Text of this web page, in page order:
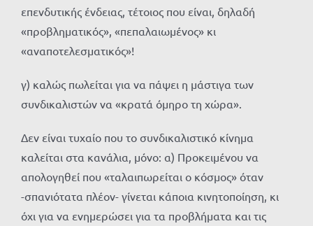
επενδυτικής ένδειας, τέτοιος που είναι, δηλαδή
«προβληματικός», «πεπαλαιωμένος» κι
«αναποτελεσματικός»!
γ) καλώς πωλείται για να πάψει η μάστιγα των
συνδικαλιστών να «κρατά όμηρο τη χώρα».
Δεν είναι τυχαίο που το συνδικαλιστικό κίνημα
καλείται στα κανάλια, μόνο: α) Προκειμένου να
απολογηθεί που «ταλαιπωρείται ο κόσμος» όταν
-σπανιότατα πλέον- γίνεται κάποια κινητοποίηση, κι
όχι για να ενημερώσει για τα προβλήματα και τις